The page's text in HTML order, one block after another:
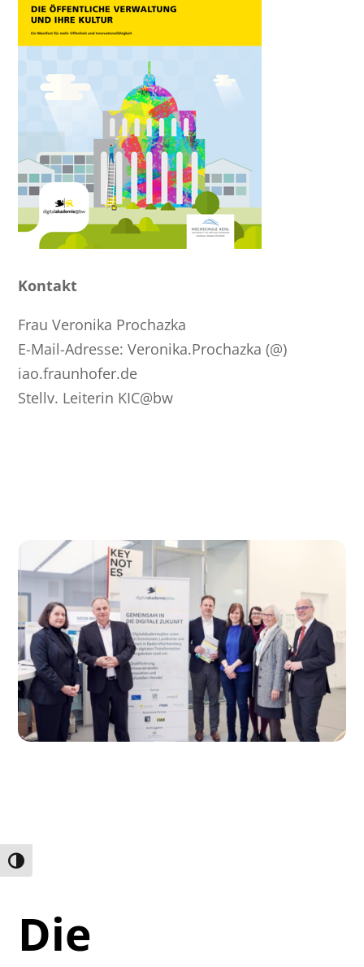
Umschalten auf hohe Kontraste
Kontakt
Frau Veronika Prochazka
E-Mail-Adresse: Veronika.Prochazka (@)
iao.fraunhofer.de
Stellv. Leiterin KIC@bw
Die